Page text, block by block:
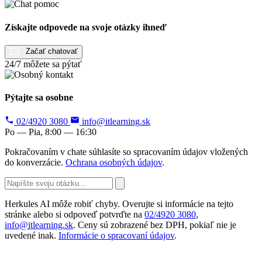
Získajte odpovede na svoje otázky ihneď
Začať chatovať
24/7 môžete sa pýtať
Pýtajte sa osobne
02/4920 3080
info@itlearning.sk
Po — Pia, 8:00 — 16:30
Pokračovaním v chate súhlasíte so spracovaním údajov vložených
do konverzácie. Ochrana osobných údajov.
Herkules AI môže robiť chyby. Overujte si informácie na tejto
stránke alebo si odpoveď potvrďte na 02/4920 3080,
info@itlearning.sk. Ceny sú zobrazené bez DPH, pokiaľ nie je
uvedené inak. Informácie o spracovaní údajov.